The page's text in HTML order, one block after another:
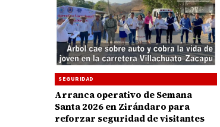
SEGURIDAD
Arranca operativo de Semana
Santa 2026 en Zirándaro para
reforzar seguridad de visitantes